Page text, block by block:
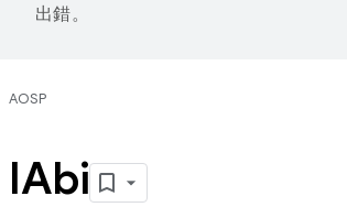
出錯。
AOSP
IAbi